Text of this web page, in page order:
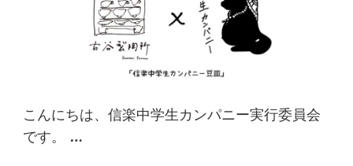
こんにちは、信楽中学生カンパニー実行委員会
です。 …